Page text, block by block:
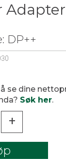
DP++
se dine
Søk her.
+